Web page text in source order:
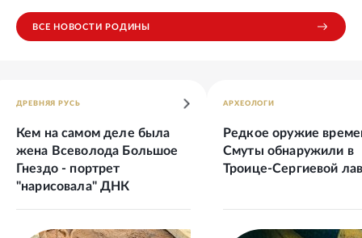
ВСЕ НОВОСТИ РОДИНЫ
ДРЕВНЯЯ РУСЬ
Кем на самом деле была
жена Всеволода Большое
Гнездо - портрет
"нарисовала" ДНК
АРХЕОЛОГИ
Редкое оружие
Смуты обнаружили в
Троице-Сергиевой